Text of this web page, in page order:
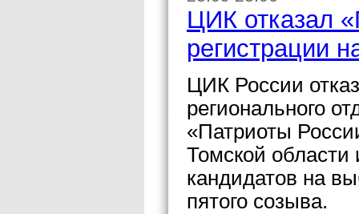
ЦИК отказал
регистрации
ЦИК России
регионального
«Патриоты
Томской области
кандидатов на
пятого созыва.